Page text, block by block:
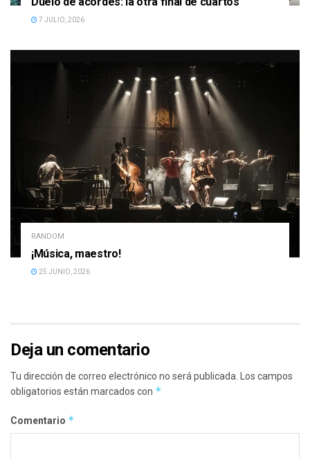
7 JULIO, 2026
RANDOM
¡Música, maestro!
25 JUNIO, 2026
Deja un comentario
Tu dirección de correo electrónico no será publicada.
Los campos
obligatorios están marcados con *
Comentario *